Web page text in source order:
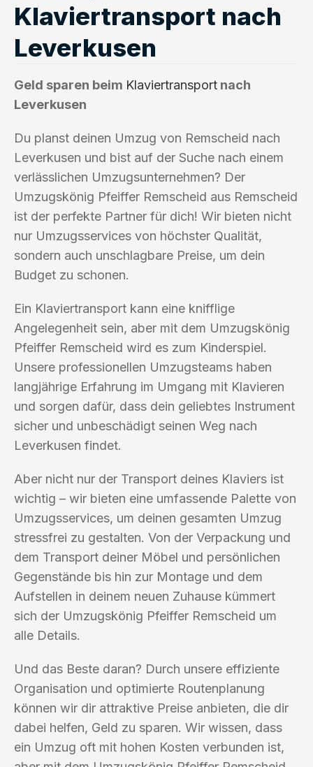
Klaviertransport nach
Leverkusen
Geld sparen beim Klaviertransport nach
Leverkusen
Du planst deinen Umzug von Remscheid nach
Leverkusen und bist auf der Suche nach einem
verlässlichen Umzugsunternehmen? Der
Umzugskönig Pfeiffer Remscheid aus Remscheid
ist der perfekte Partner für dich! Wir bieten nicht
nur Umzugsservices von höchster Qualität,
sondern auch unschlagbare Preise, um dein
Budget zu schonen.
Ein Klaviertransport kann eine knifflige
Angelegenheit sein, aber mit dem Umzugskönig
Pfeiffer Remscheid wird es zum Kinderspiel.
Unsere professionellen Umzugsteams haben
langjährige Erfahrung im Umgang mit Klavieren
und sorgen dafür, dass dein geliebtes Instrument
sicher und unbeschädigt seinen Weg nach
Leverkusen findet.
Aber nicht nur der Transport deines Klaviers ist
wichtig – wir bieten eine umfassende Palette von
Umzugsservices, um deinen gesamten Umzug
stressfrei zu gestalten. Von der Verpackung und
dem Transport deiner Möbel und persönlichen
Gegenstände bis hin zur Montage und dem
Aufstellen in deinem neuen Zuhause kümmert
sich der Umzugskönig Pfeiffer Remscheid um
alle Details.
Und das Beste daran? Durch unsere effiziente
Organisation und optimierte Routenplanung
können wir dir attraktive Preise anbieten, die dir
dabei helfen, Geld zu sparen. Wir wissen, dass
ein Umzug oft mit hohen Kosten verbunden ist,